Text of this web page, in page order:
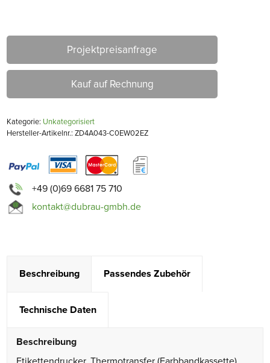
Projektpreisanfrage
Kauf auf Rechnung
Kategorie: Unkategorisiert
Hersteller-Artikelnr.: ZD4A043-C0EW02EZ
+49 (0)69 6681 75 710
kontakt@dubrau-gmbh.de
Beschreibung Passendes Zubehör
Technische Daten
Beschreibung